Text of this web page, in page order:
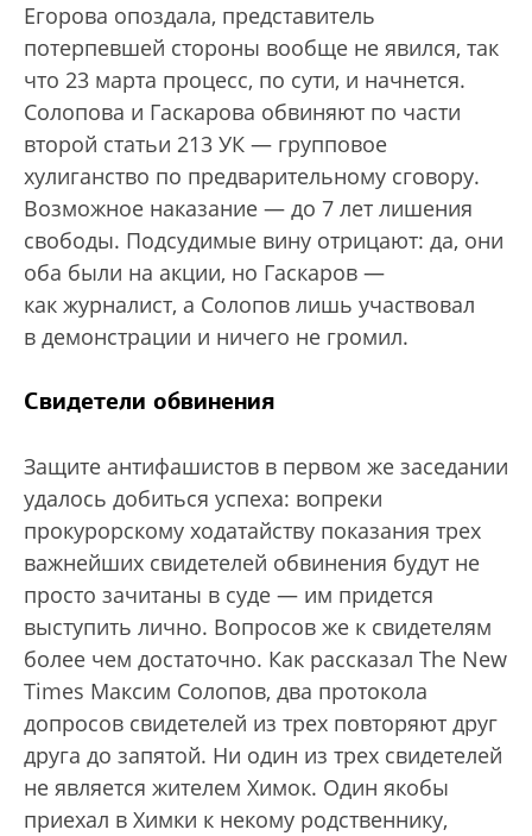
Егорова опоздала, представитель
потерпевшей стороны вообще не явился, так
что 23 марта процесс, по сути, и начнется.
Солопова и Гаскарова обвиняют по части
второй статьи 213 УК — групповое
хулиганство по предварительному сговору.
Возможное наказание — до 7 лет лишения
свободы. Подсудимые вину отрицают: да, они
оба были на акции, но Гаскаров —
как журналист, а Солопов лишь участвовал
в демонстрации и ничего не громил.
Свидетели обвинения
Защите антифашистов в первом же заседании
удалось добиться успеха: вопреки
прокурорскому ходатайству показания трех
важнейших свидетелей обвинения будут не
просто зачитаны в суде — им придется
выступить лично. Вопросов же к свидетелям
более чем достаточно. Как рассказал The New
Times Максим Солопов, два протокола
допросов свидетелей из трех повторяют друг
друга до запятой. Ни один из трех свидетелей
не является жителем Химок. Один якобы
приехал в Химки к некому родственнику,